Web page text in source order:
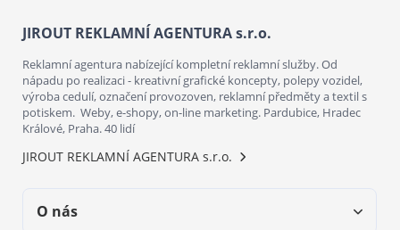
JIROUT REKLAMNÍ AGENTURA s.r.o.
Reklamní agentura nabízející kompletní reklamní služby. Od
nápadu po realizaci - kreativní grafické koncepty, polepy vozidel,
výroba cedulí, označení provozoven, reklamní předměty a textil s
potiskem. Weby, e-shopy, on-line marketing. Pardubice, Hradec
Králové, Praha. 40 lidí
JIROUT REKLAMNÍ AGENTURA s.r.o.
O nás